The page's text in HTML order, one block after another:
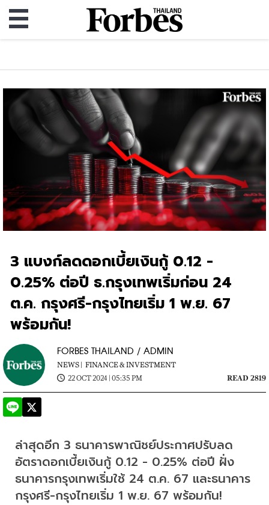
3 แบงก์ลดดอกเบี้ยเงินกู้ 0.12 -
0.25% ต่อปี ธ.กรุงเทพเริ่มก่อน 24
ต.ค. กรุงศรี-กรุงไทยเริ่ม 1 พ.ย. 67
พร้อมกัน!
FORBES THAILAND / ADMIN
NEWS | FINANCE & INVESTMENT
22 OCT 2024 | 05:35 PM
READ 2819
ล่าสุดอีก 3 ธนาคารพาณิชย์ประกาศปรับลด
อัตราดอกเบี้ยเงินกู้ 0.12 - 0.25% ต่อปี ฝั่ง
ธนาคารกรุงเทพเริ่มใช้ 24 ต.ค. 67 และธนาคาร
กรุงศรี-กรุงไทยเริ่ม 1 พ.ย. 67 พร้อมกัน!